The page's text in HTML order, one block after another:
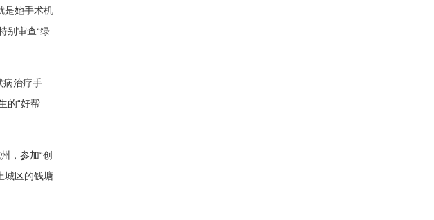
是她手术机
别审查“绿
病治疗手
的“好帮
，参加“创
城区的钱塘